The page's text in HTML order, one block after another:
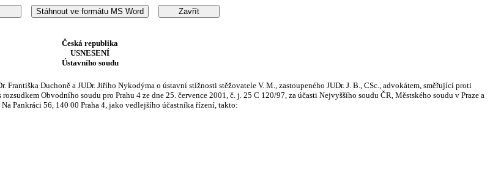
Česká republika
USNESENÍ
Ústavního soudu
Františka Duchoně a JUDr. Jiřího Nykodýma o ústavní stížnosti stěžovatele V. M., zastoupeného JUDr. J. B., CSc., advokátem, směřující proti
Obvodního soudu pro Prahu 4 ze dne 25. července 2001, č. j. 25 C 120/97, za účasti Nejvyššího soudu ČR, Městského soudu v Praze a
Pankráci 56, 140 00 Praha 4, jako vedlejšího účastníka řízení, takto: